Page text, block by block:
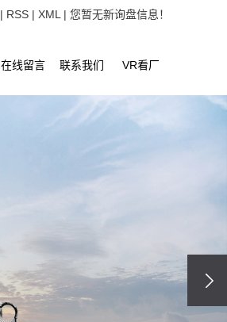
| RSS | XML | 您暂无新询盘信息！
在线留言 联系我们 VR看厂